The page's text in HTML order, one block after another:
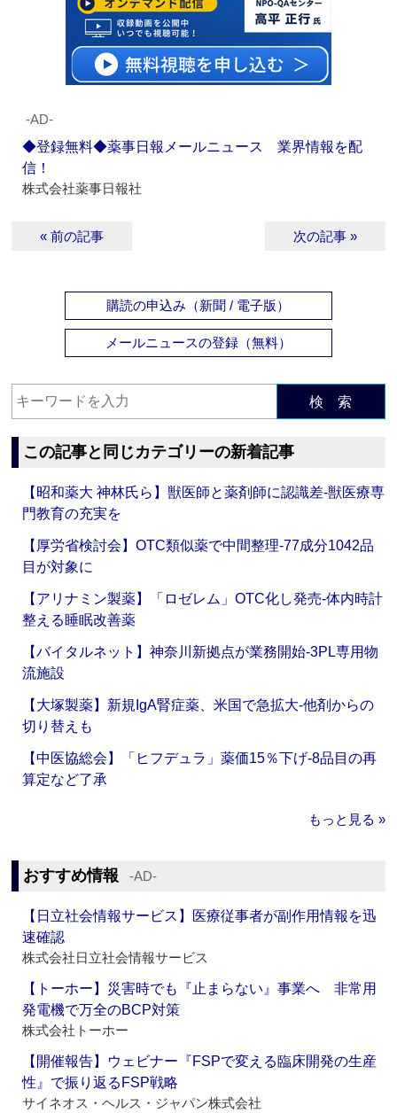
‐AD‐
◆登録無料◆薬事日報メールニュース 業界情報を配
信！
株式会社薬事日報社
« 前の記事 次の記事 »
購読の申込み（新聞 / 電子版）
メールニュースの登録（無料）
検 索
この記事と同じカテゴリーの新着記事
【昭和薬大 神林氏ら】獣医師と薬剤師に認識差‐獣医療専
門教育の充実を
【厚労省検討会】OTC類似薬で中間整理‐77成分1042品
目が対象に
【アリナミン製薬】「ロゼレム」OTC化し発売‐体内時計
整える睡眠改善薬
【バイタルネット】神奈川新拠点が業務開始‐3PL専用物
流施設
【大塚製薬】新規IgA腎症薬、米国で急拡大‐他剤からの
切り替えも
【中医協総会】「ヒフデュラ」薬価15％下げ‐8品目の再
算定など了承
もっと見る »
おすすめ情報 ‐AD‐
【日立社会情報サービス】医療従事者が副作用情報を迅
速確認
株式会社日立社会情報サービス
【トーホー】災害時でも『止まらない』事業へ 非常用
発電機で万全のBCP対策
株式会社トーホー
【開催報告】ウェビナー『FSPで変える臨床開発の生産
性』で振り返るFSP戦略
サイネオス・ヘルス・ジャパン株式会社